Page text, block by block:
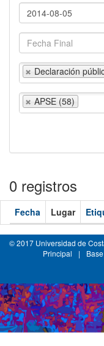
Declaración
APSE (58)
0 registros
Fecha Lugar
© 2017 Universidad de
Principal
|